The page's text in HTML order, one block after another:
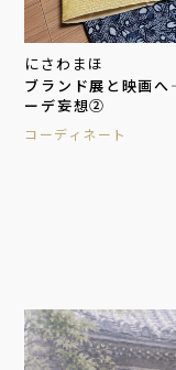
にさわまほ
ブランド展と映画
ーデ妄想②
コーディネート